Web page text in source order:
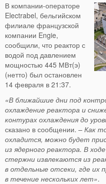
В компании-операторе
Electrabel, бельгийском
филиале французской
компании Engie,
сообщили, что реактор с
водой под давлением
мощностью 445 МВт(э)
(нетто) был остановлен
14 февраля в 21:37.
«В ближайшие дни под
охлаждение реактора и
контурах охлаждения до
сказано в сообщении. – Как
охладится, можно будет
из ядерного реактора. В
стержни извлекаются из
в отдельные отсеки, где их
в течение нескольких лет».